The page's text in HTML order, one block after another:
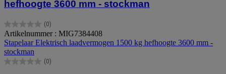
hefhoogte 3600 mm - stockman
(0)
0.0
van
de
5
sterren.
Artikelnummer : MIG7384408
Stapelaar Elektrisch laadvermogen 1500 kg hefhoogte 3600 mm -
stockman
(0)
0.0